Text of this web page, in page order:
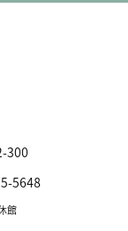
300
5648
館